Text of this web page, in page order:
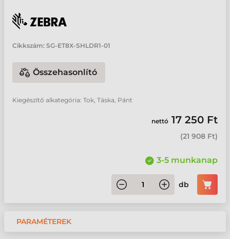
Cikkszám: SG-ET8X-SHLDR1-01
Összehasonlító
Kiegészítő alkategória: Tok, Táska, Pánt
nettó 17 250 Ft
(21 908 Ft)
3-5 munkanap
db
PARAMÉTEREK